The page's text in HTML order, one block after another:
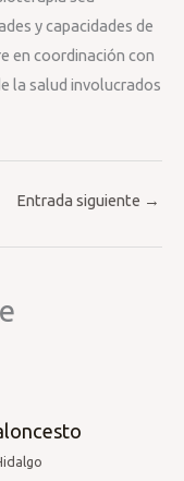
y capacidades de
en coordinación con
la salud involucrados
Entrada siguiente →